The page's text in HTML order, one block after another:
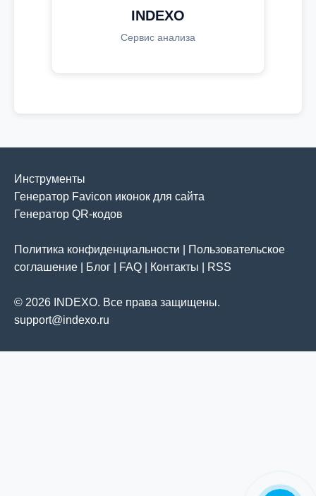
INDEXO
Сервис анализа
Инструменты
Генератор Favicon иконок для сайта
Генератор QR-кодов
Политика конфиденциальности
Пользовательское
соглашение
Блог FAQ Контакты RSS
© 2026 INDEXO. Все права защищены.
support@indexo.ru